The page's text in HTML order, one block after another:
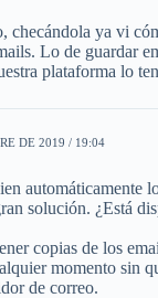
checándola ya vi
Lo de guardar
plataforma lo
DE 2019 / 19:04
automáticamente
solución. ¿Está
copias de los
momento sin
de correo.